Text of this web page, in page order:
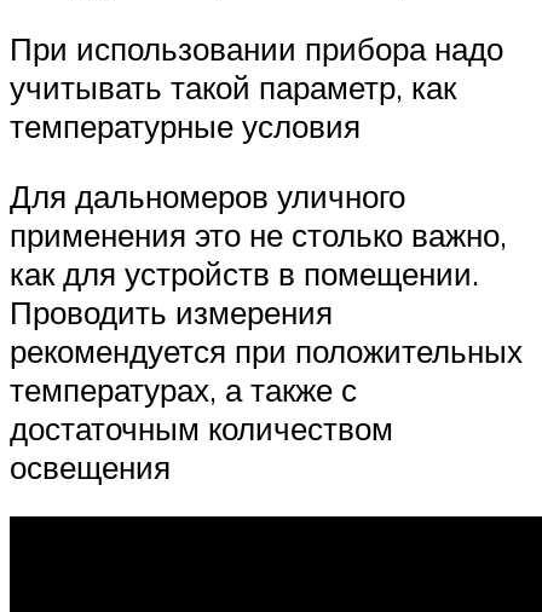
При использовании прибора надо
учитывать такой параметр, как
температурные условия
Для дальномеров уличного
применения это не столько важно,
как для устройств в помещении.
Проводить измерения
рекомендуется при положительных
температурах, а также с
достаточным количеством
освещения